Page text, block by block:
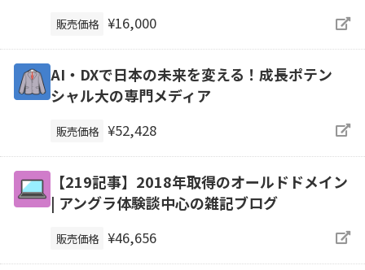
販売価格 ¥16,000
AI・DXで日本の未来を変える！成長ポテン
シャル大の専門メディア
販売価格 ¥52,428
【219記事】2018年取得のオールドドメイン
| アングラ体験談中心の雑記ブログ
販売価格 ¥46,656